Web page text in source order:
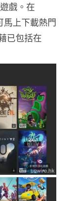
戲。在
馬上下載熱門
已包括在